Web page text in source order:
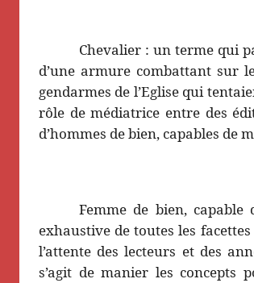
Chevalier : un terme qui
d’une armure combattant sur
gendarmes de l’Eglise qui
rôle de médiatrice entre des
d’hommes de bien, capables de
Femme de bien, capable
exhaustive de toutes les
l’attente des lecteurs et des
s’agit de manier les